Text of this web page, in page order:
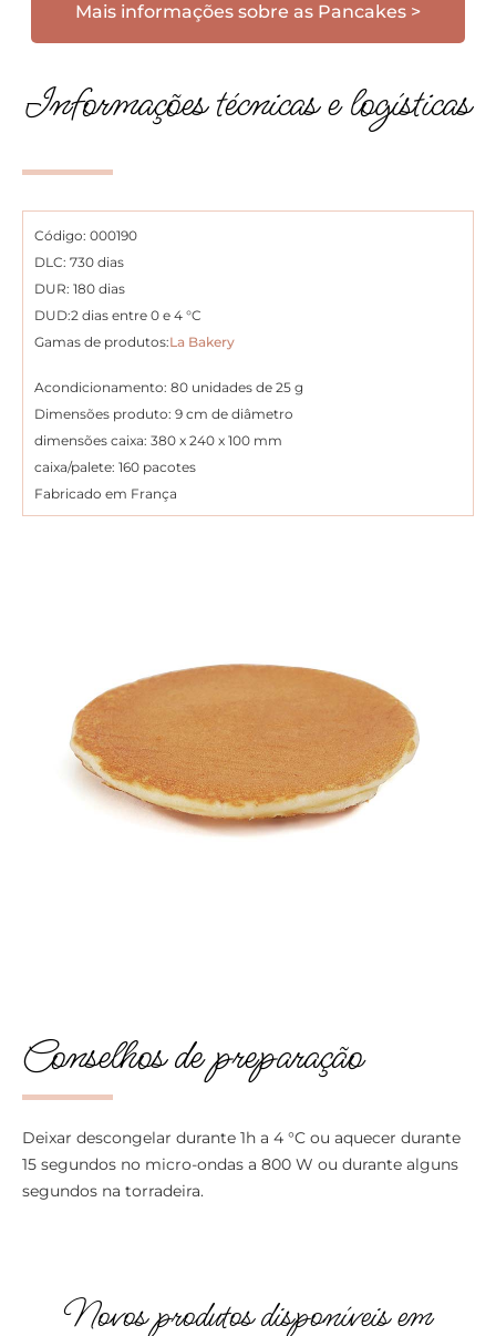
Mais informações sobre as Pancakes >
Informações técnicas e logísticas
Código: 000190
DLC: 730 dias
DUR: 180 dias
DUD:2 dias entre 0 e 4 °C
Gamas de produtos:La Bakery
Acondicionamento: 80 unidades de 25 g
Dimensões produto: 9 cm de diâmetro
dimensões caixa: 380 x 240 x 100 mm
caixa/palete: 160 pacotes
Fabricado em França
Conselhos de preparação
Deixar descongelar durante 1h a 4 °C ou aquecer durante
15 segundos no micro-ondas a 800 W ou durante alguns
segundos na torradeira.
Novos produtos disponíveis em